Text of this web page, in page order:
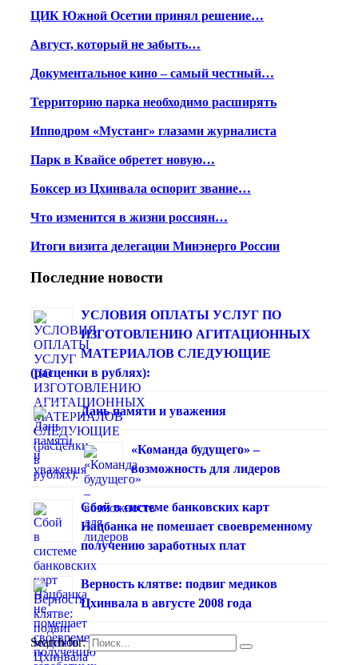
ЦИК Южной Осетии принял решение…
Август, который не забыть…
Документальное кино – самый честный…
Территорию парка необходимо расширять
Ипподром «Мустанг» глазами журналиста
Парк в Квайсе обретет новую…
Боксер из Цхинвала оспорит звание…
Что изменится в жизни россиян…
Итоги визита делегации Минэнерго России
Последние новости
УСЛОВИЯ ОПЛАТЫ УСЛУГ ПО
ИЗГОТОВЛЕНИЮ АГИТАЦИОННЫХ
МАТЕРИАЛОВ СЛЕДУЮЩИЕ
(расценки в рублях):
Дань памяти и уважения
«Команда будущего» –
возможность для лидеров
Сбой в системе банковских карт
Нацбанка не помешает своевременному
получению заработных плат
Верность клятве: подвиг медиков
Цхинвала в августе 2008 года
Search for: